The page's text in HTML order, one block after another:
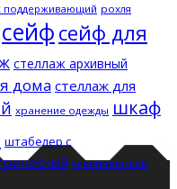
поддерживающий рохля
сейфсейф для
стеллаж архивный
дома стеллаж для
хранение одежды шкаф
штабелер с
электрический